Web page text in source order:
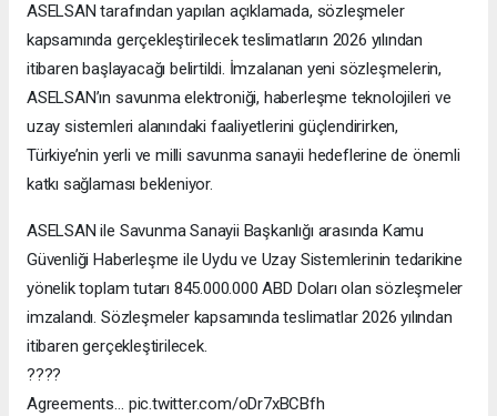
ASELSAN tarafından yapılan açıklamada, sözleşmeler
kapsamında gerçekleştirilecek teslimatların 2026 yılından
itibaren başlayacağı belirtildi. İmzalanan yeni sözleşmelerin,
ASELSAN’ın savunma elektroniği, haberleşme teknolojileri ve
uzay sistemleri alanındaki faaliyetlerini güçlendirirken,
Türkiye’nin yerli ve milli savunma sanayii hedeflerine de önemli
katkı sağlaması bekleniyor.
ASELSAN ile Savunma Sanayii Başkanlığı arasında Kamu
Güvenliği Haberleşme ile Uydu ve Uzay Sistemlerinin tedarikine
yönelik toplam tutarı 845.000.000 ABD Doları olan sözleşmeler
imzalandı. Sözleşmeler kapsamında teslimatlar 2026 yılından
itibaren gerçekleştirilecek.
????
Agreements… pic.twitter.com/oDr7xBCBfh